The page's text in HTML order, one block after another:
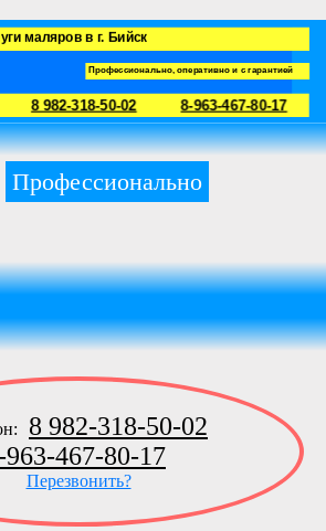
маляров в г. Бийск
Профессионально, оперативно и с гарантией
8 982-318-50-02 8-963-467-80-17
Профессионально
8 982-318-50-02
963-467-80-17
Перезвонить?